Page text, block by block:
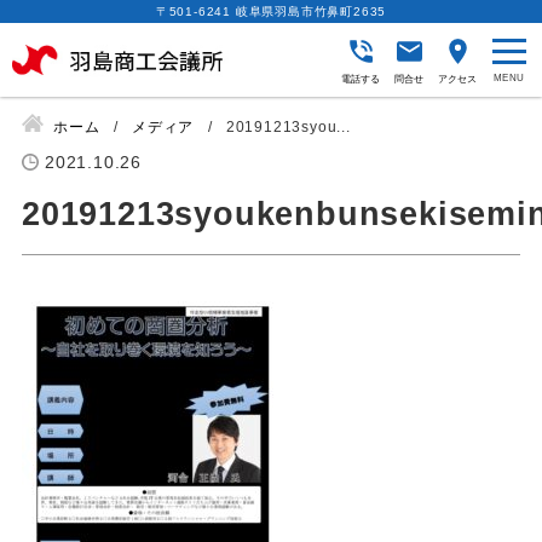
〒501-6241 岐阜県羽島市竹鼻町2635
電話する 問合せ アクセス
ホーム メディア 20191213syou...
2021.10.26